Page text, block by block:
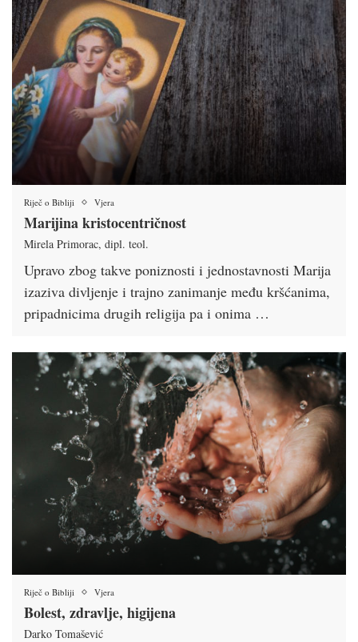
Riječ o Bibliji Vjera
Marijina kristocentričnost
Mirela Primorac, dipl. teol.
Upravo zbog takve poniznosti i jednostavnosti Marija
izaziva divljenje i trajno zanimanje među krš­ćanima,
pripadnicima drugih religija pa i onima …
Riječ o Bibliji Vjera
Bolest, zdravlje, higijena
Darko Tomašević